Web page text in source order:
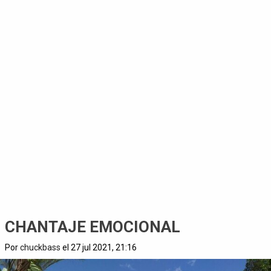
CHANTAJE EMOCIONAL
Porchuckbass el 27 jul 2021, 21:16